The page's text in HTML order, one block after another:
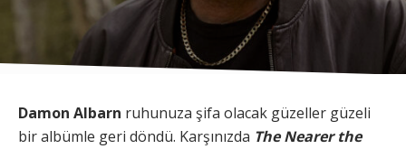
Damon Albarn ruhunuza şifa olacak güzeller güzeli
bir albümle geri döndü. Karşınızda The Nearer the